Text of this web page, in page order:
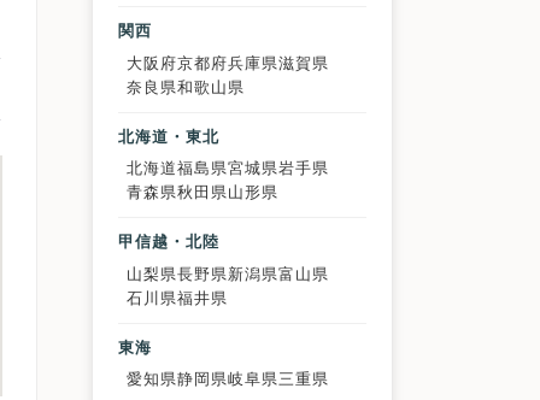
関西
大阪府京都府兵庫県滋賀県
奈良県和歌山県
北海道・東北
北海道福島県宮城県岩手県
青森県秋田県山形県
甲信越・北陸
山梨県長野県 新潟県富山県
石川県福井県
東海
愛知県静岡県岐阜県三重県